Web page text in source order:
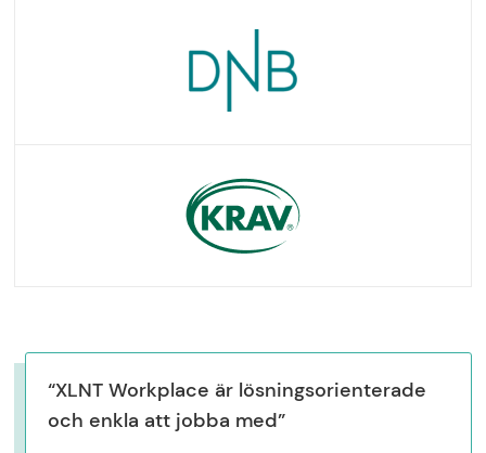
“XLNT Workplace är lösningsorienterade
och enkla att jobba med”